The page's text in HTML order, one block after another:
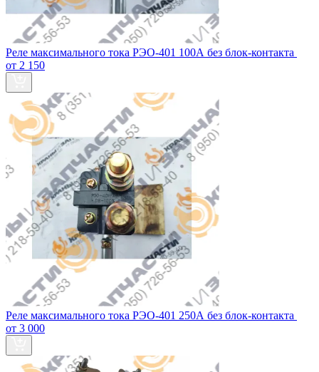
Реле максимального тока РЭО-401 100А без блок‑контакта
от 2 150
Реле максимального тока РЭО-401 250А без блок‑контакта
от 3 000